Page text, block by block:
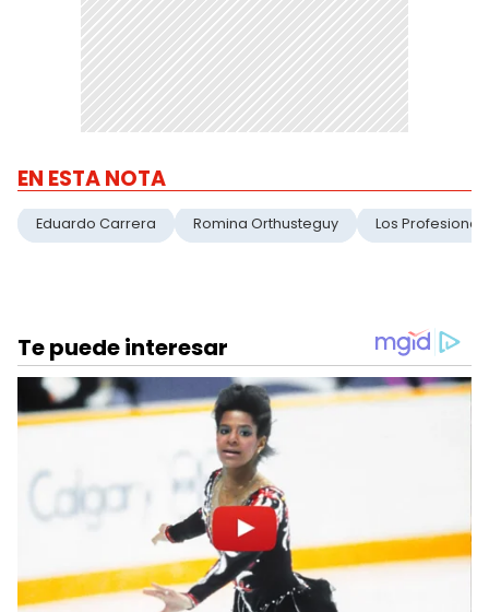
EN ESTA NOTA
Eduardo Carrera Romina Orthusteguy Los